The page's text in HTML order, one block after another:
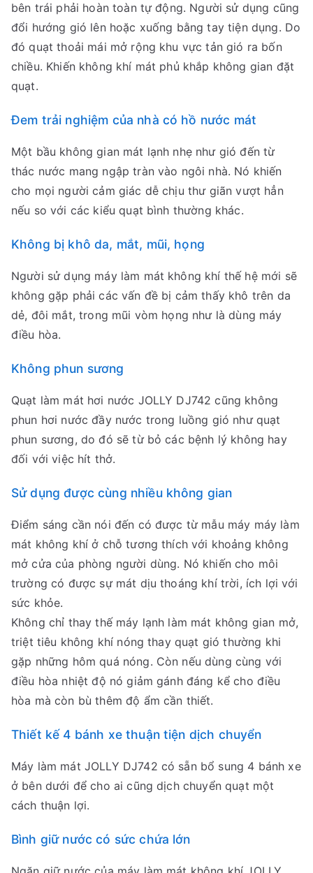
bên trái phải hoàn toàn tự động. Người sử dụng cũng
đổi hướng gió lên hoặc xuống bằng tay tiện dụng. Do
đó quạt thoải mái mở rộng khu vực tản gió ra bốn
chiều. Khiến không khí mát phủ khắp không gian đặt
quạt.
Đem trải nghiệm của nhà có hồ nước mát
Một bầu không gian mát lạnh nhẹ như gió đến từ
thác nước mang ngập tràn vào ngôi nhà. Nó khiến
cho mọi người cảm giác dễ chịu thư giãn vượt hẳn
nếu so với các kiểu quạt bình thường khác.
Không bị khô da, mắt, mũi, họng
Người sử dụng máy làm mát không khí thế hệ mới sẽ
không gặp phải các vấn đề bị cảm thấy khô trên da
dẻ, đôi mắt, trong mũi vòm họng như là dùng máy
điều hòa.
Không phun sương
Quạt làm mát hơi nước JOLLY DJ742 cũng không
phun hơi nước đầy nước trong luồng gió như quạt
phun sương, do đó sẽ từ bỏ các bệnh lý không hay
đối với việc hít thở.
Sử dụng được cùng nhiều không gian
Điểm sáng cần nói đến có được từ mẫu máy máy làm
mát không khí ở chỗ tương thích với khoảng không
mở cửa của phòng người dùng. Nó khiến cho môi
trường có được sự mát dịu thoáng khí trời, ích lợi với
sức khỏe.
Không chỉ thay thế máy lạnh làm mát không gian mở,
triệt tiêu không khí nóng thay quạt gió thường khi
gặp những hôm quá nóng. Còn nếu dùng cùng với
điều hòa nhiệt độ nó giảm gánh đáng kể cho điều
hòa mà còn bù thêm độ ẩm cần thiết.
Thiết kế 4 bánh xe thuận tiện dịch chuyển
Máy làm mát JOLLY DJ742 có sẵn bổ sung 4 bánh xe
ở bên dưới để cho ai cũng dịch chuyển quạt một
cách thuận lợi.
Bình giữ nước có sức chứa lớn